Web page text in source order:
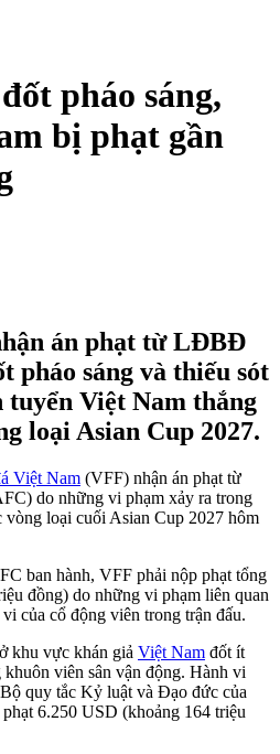
pháo sáng,
bị phạt gần
án phạt từ LĐBĐ
pháo sáng và thiếu sót
Việt Nam thắng
loại Asian Cup 2027.
Việt Nam (VFF) nhận án phạt từ
do những vi phạm xảy ra trong
vòng loại cuối Asian Cup 2027 hôm
ban hành, VFF phải nộp phạt tổng
đồng) do những vi phạm liên quan
của cổ động viên trong trận đấu.
khu vực khán giả Việt Nam đốt ít
khuôn viên sân vận động. Hành vi
quy tắc Kỷ luật và Đạo đức của
6.250 USD (khoảng 164 triệu